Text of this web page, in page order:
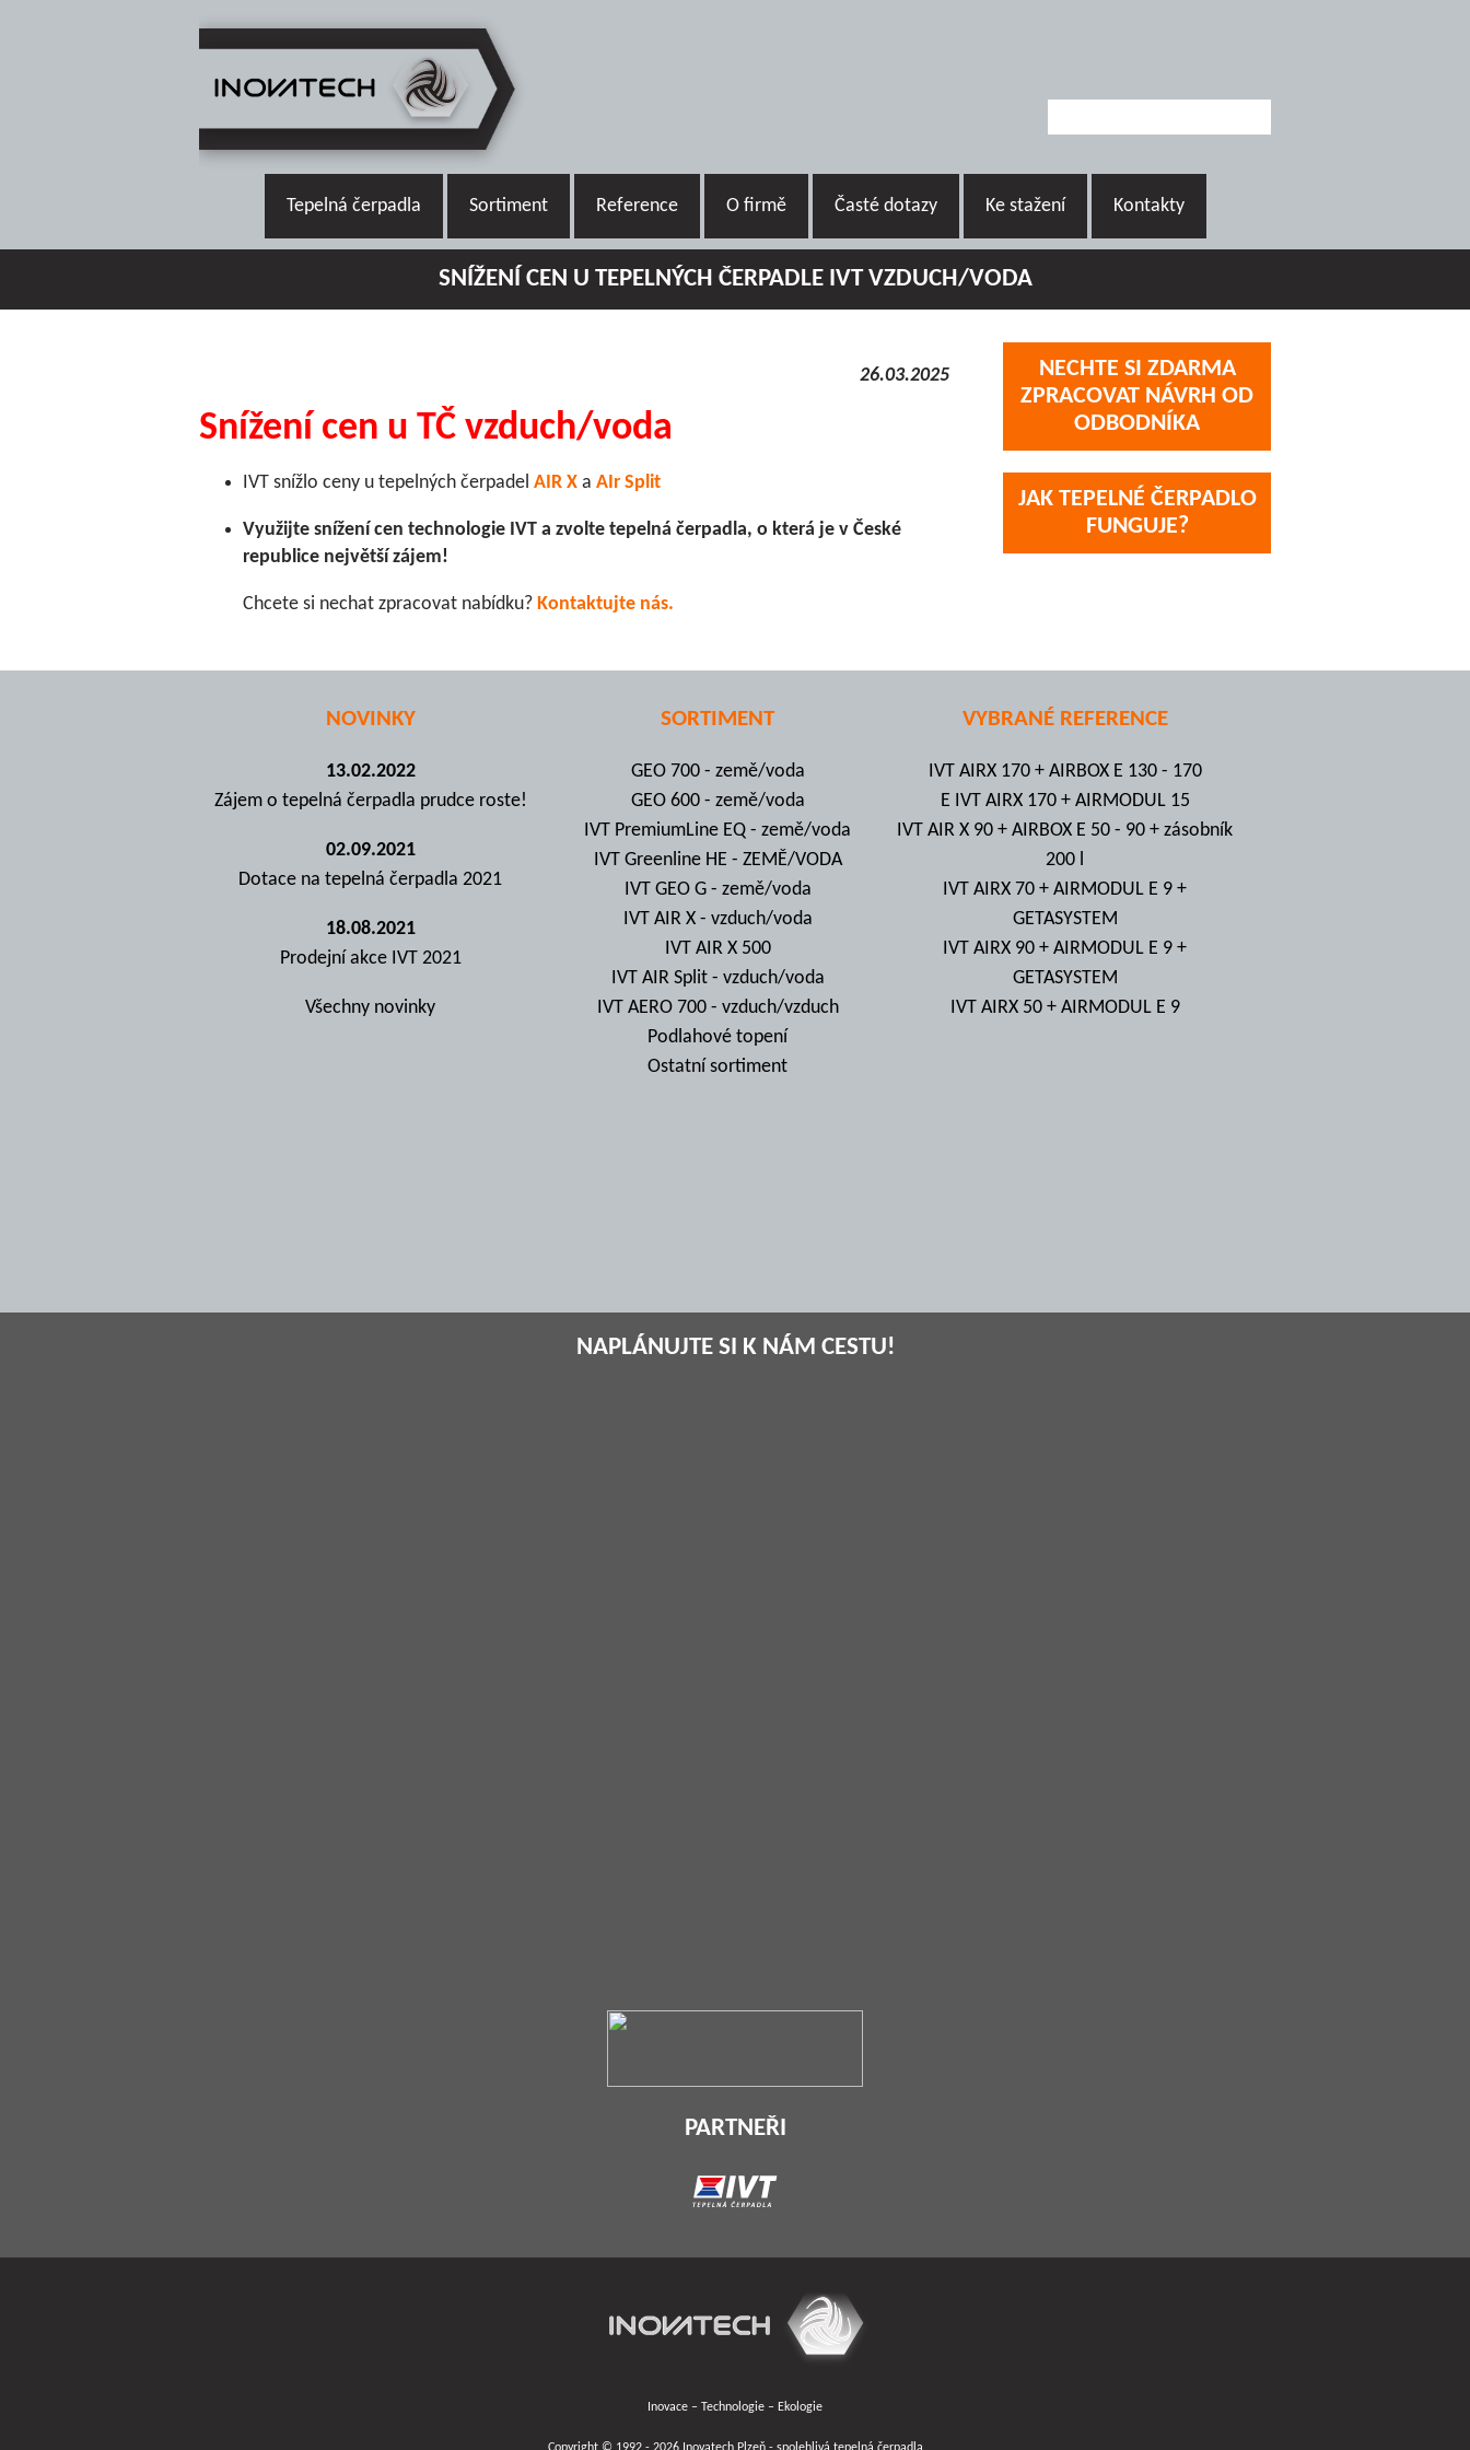
Tepelná čerpadla Sortiment Reference O firmě Časté dotazy Ke stažení Kontakty
SNÍŽENÍ CEN U TEPELNÝCH ČERPADLE IVT VZDUCH/VODA
26.03.2025
Snížení cen u TČ vzduch/voda
IVT snížlo ceny u tepelných čerpadel AIR X a AIr Split
Využijte snížení cen technologie IVT a zvolte tepelná čerpadla, o která je v České
republice největší zájem!
Chcete si nechat zpracovat nabídku? Kontaktujte nás.
NECHTE SI ZDARMA
ZPRACOVAT NÁVRH OD
ODBODNÍKA
JAK TEPELNÉ ČERPADLO
FUNGUJE?
NOVINKY
13.02.2022
Zájem o tepelná čerpadla prudce roste!
02.09.2021
Dotace na tepelná čerpadla 2021
18.08.2021
Prodejní akce IVT 2021
Všechny novinky
SORTIMENT
GEO 700 - země/voda
GEO 600 - země/voda
IVT PremiumLine EQ - země/voda
IVT Greenline HE - ZEMĚ/VODA
IVT GEO G - země/voda
IVT AIR X - vzduch/voda
IVT AIR X 500
IVT AIR Split - vzduch/voda
IVT AERO 700 - vzduch/vzduch
Podlahové topení
Ostatní sortiment
VYBRANÉ REFERENCE
IVT AIRX 170 + AIRBOX E 130 - 170
E IVT AIRX 170 + AIRMODUL 15
IVT AIR X 90 + AIRBOX E 50 - 90 + zásobník
200 l
IVT AIRX 70 + AIRMODUL E 9 +
GETASYSTEM
IVT AIRX 90 + AIRMODUL E 9 +
GETASYSTEM
IVT AIRX 50 + AIRMODUL E 9
NAPLÁNUJTE SI K NÁM CESTU!
PARTNEŘI
Inovace – Technologie – Ekologie